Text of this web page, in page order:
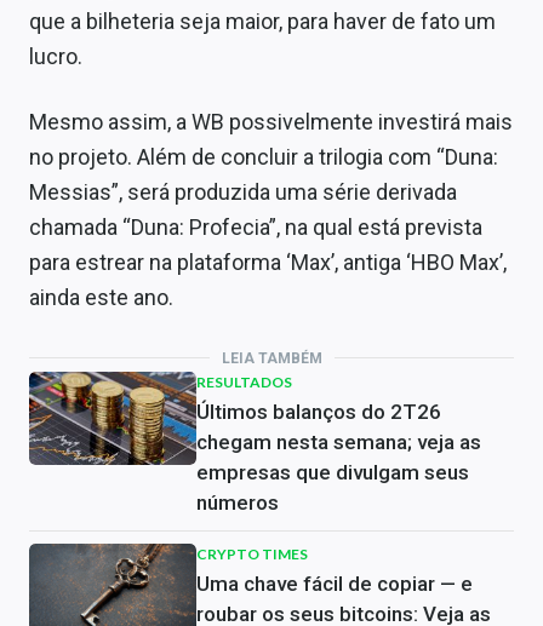
que a bilheteria seja maior, para haver de fato um
lucro.
Mesmo assim, a WB possivelmente investirá mais
no projeto. Além de concluir a trilogia com “Duna:
Messias”, será produzida uma série derivada
chamada “Duna: Profecia”, na qual está prevista
para estrear na plataforma ‘Max’, antiga ‘HBO Max’,
ainda este ano.
LEIA TAMBÉM
RESULTADOS
Últimos balanços do 2T26
chegam nesta semana; veja as
empresas que divulgam seus
números
CRYPTO TIMES
Uma chave fácil de copiar — e
roubar os seus bitcoins: Veja as